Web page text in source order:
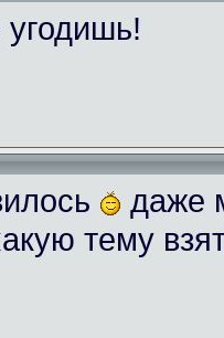
даже
тему